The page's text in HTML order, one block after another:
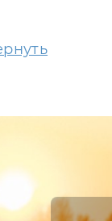
в
зал,